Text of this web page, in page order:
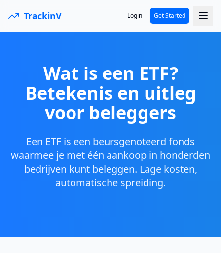
TrackinV Login Get Started
Wat is een ETF?
Betekenis en uitleg
voor beleggers
Een ETF is een beursgenoteerd fonds
waarmee je met één aankoop in honderden
bedrijven kunt beleggen. Lage kosten,
automatische spreiding.